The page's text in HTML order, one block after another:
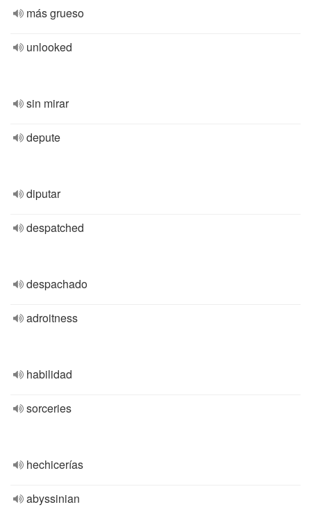
más grueso
unlooked
sin mirar
depute
diputar
despatched
despachado
adroitness
habilidad
sorceries
hechicerías
abyssinian